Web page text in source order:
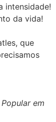
intensidade!
da vida!
que
em